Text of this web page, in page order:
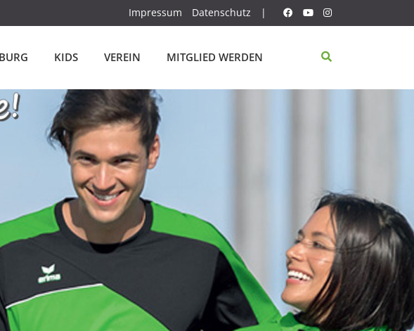
Impressum Datenschutz |
KIDS VEREIN MITGLIED WERDEN